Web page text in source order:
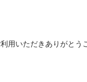
用いただきありがとう